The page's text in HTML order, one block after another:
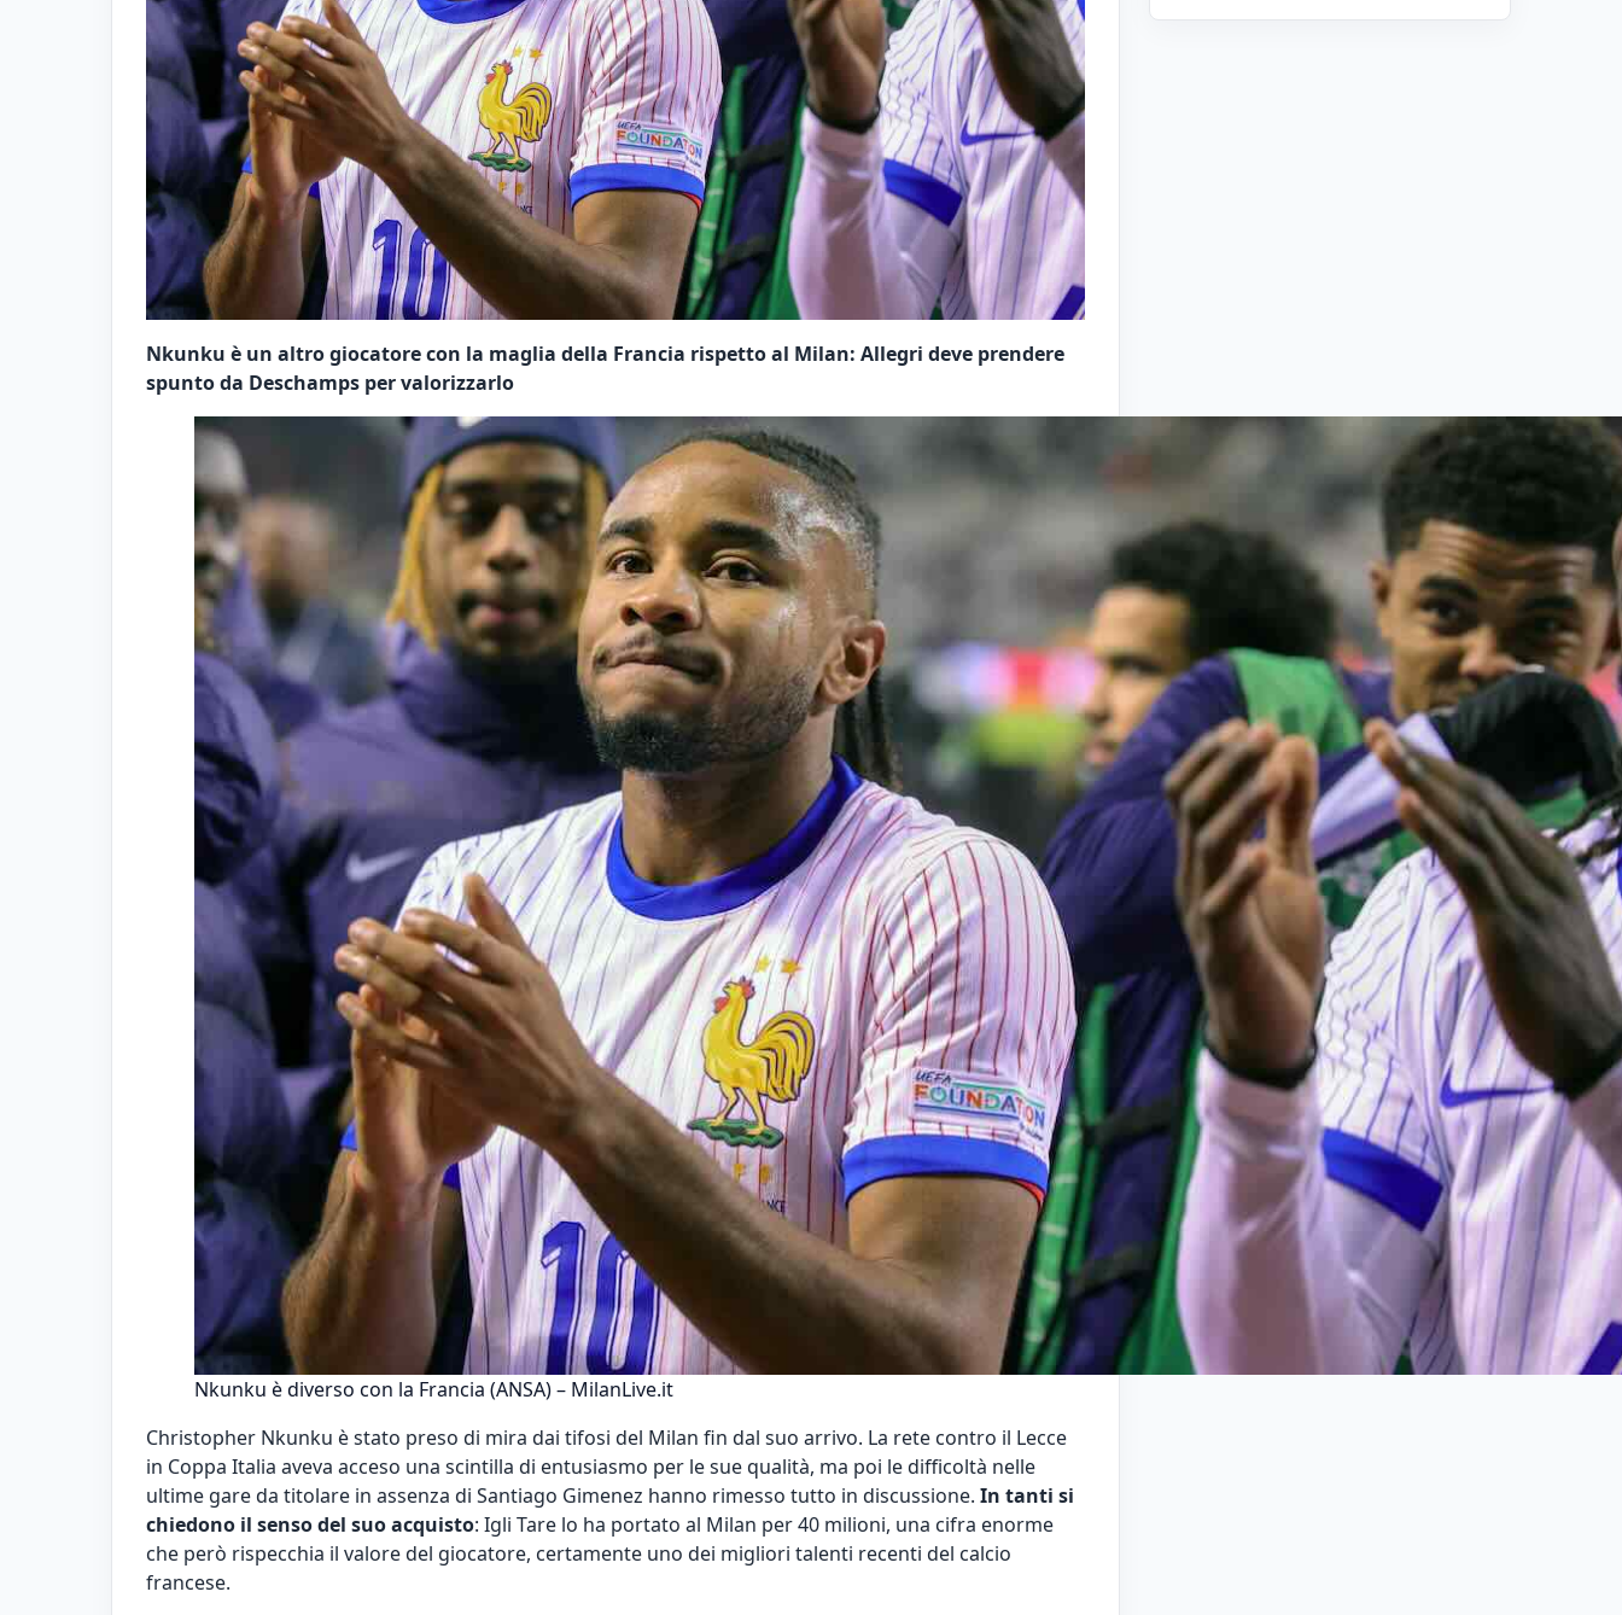
Nkunku è un altro giocatore con la maglia della Francia rispetto al Milan: Allegri deve prendere
spunto da Deschamps per valorizzarlo
Nkunku è diverso con la Francia (ANSA) – MilanLive.it
Christopher Nkunku è stato preso di mira dai tifosi del Milan fin dal suo arrivo. La rete contro il Lecce
in Coppa Italia aveva acceso una scintilla di entusiasmo per le sue qualità, ma poi le difficoltà nelle
ultime gare da titolare in assenza di Santiago Gimenez hanno rimesso tutto in discussione. In tanti si
chiedono il senso del suo acquisto: Igli Tare lo ha portato al Milan per 40 milioni, una cifra enorme
che però rispecchia il valore del giocatore, certamente uno dei migliori talenti recenti del calcio
francese.